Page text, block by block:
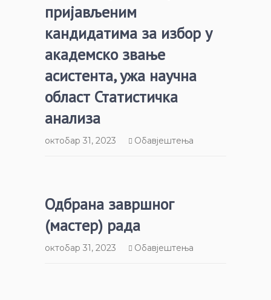
пријављеним
кандидатима за избор у
академско звање
асистента, ужа научна
област Статистичка
анализа
октобар 31, 2023 Обавјештења
Одбрана завршног
(мастер) рада
октобар 31, 2023 Обавјештења